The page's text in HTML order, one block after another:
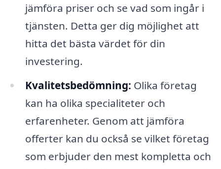
jämföra priser och se vad som ingår i
tjänsten. Detta ger dig möjlighet att
hitta det bästa värdet för din
investering.
Kvalitetsbedömning: Olika företag
kan ha olika specialiteter och
erfarenheter. Genom att jämföra
offerter kan du också se vilket företag
som erbjuder den mest kompletta och